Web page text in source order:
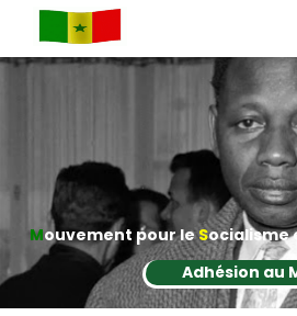
Mouvement pour leSocialisme
Adhésion au